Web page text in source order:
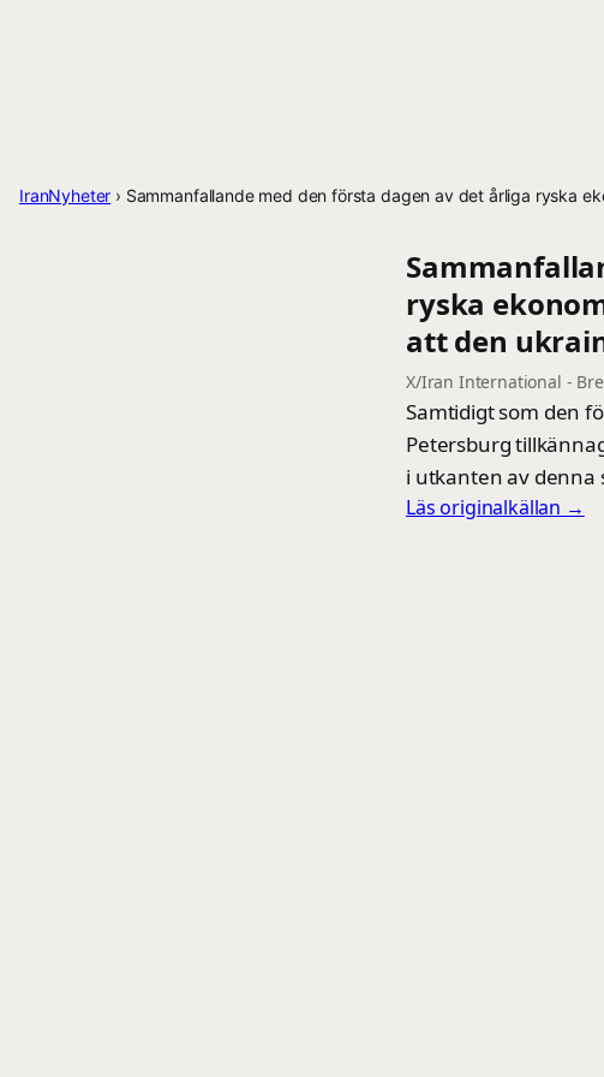
IranNyheter › Sammanfallande med den första dagen av det årliga ryska
ryska
att den
X/Iran International -
Samtidigt som den
Petersburg
i utkanten av denna
Läs originalkällan →